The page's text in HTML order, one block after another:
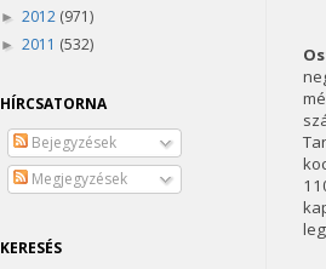
► 2012 (971)
► 2011 (532)
HÍRCSATORNA
Bejegyzések
Megjegyzések
KERESÉS